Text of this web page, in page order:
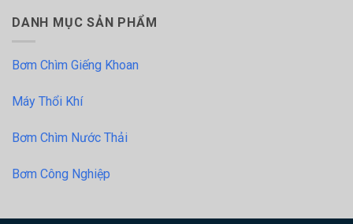
DANH MỤC SẢN PHẨM
Bơm Chìm Giếng Khoan
Máy Thổi Khí
Bơm Chìm Nước Thải
Bơm Công Nghiệp